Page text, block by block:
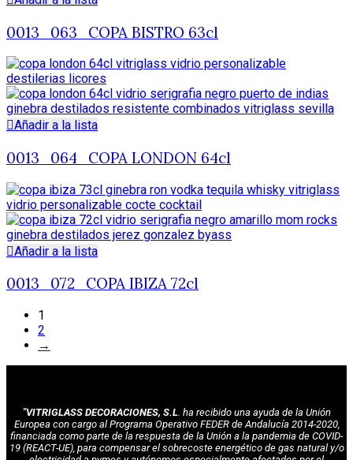
0013_063_COPA BISTRO 63cl
Añadir a la lista
0013_064_COPA LONDON 64cl
Añadir a la lista
0013_072_COPA IBIZA 72cl
1
2
→
"VITRIGLASS DECORACIONES, S.L. ha recibido una ayuda de la Unión
Europea con cargo al Programa Operativo FEDER de Andalucía 2014-2020,
financiada como parte de la respuesta de la Unión a la pandemia de COVID-
19 (REACT-UE), para compensar el sobrecoste energético de gas natural y/o